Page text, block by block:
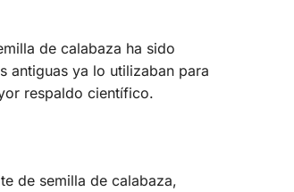
de calabaza ha sido
antiguas ya lo utilizaban para
respaldo científico.
de semilla de calabaza,